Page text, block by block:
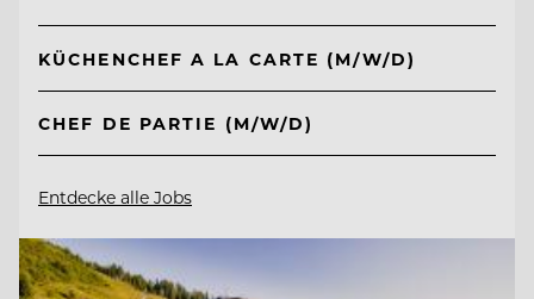
KÜCHENCHEF A LA CARTE (M/W/D)
CHEF DE PARTIE (M/W/D)
Entdecke alle Jobs